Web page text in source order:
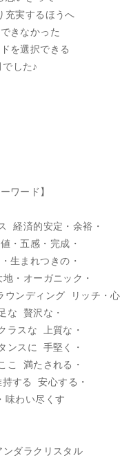
充実するほうへ
きなかった
を選択できる
した♪
ワード】
経済的安定・余裕・
・五感・完成・
生まれつきの・
・オーガニック・
ウンディング リッチ・心
な 贅沢な・
ラスな 上質な・
ンスに 手堅く・
こ 満たされる・
する 安心する・
味わい尽くす
ンダラクリスタル